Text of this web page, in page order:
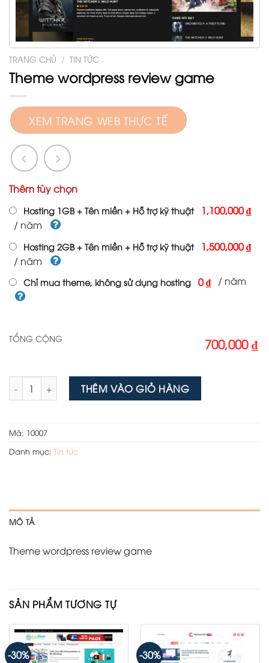
TRANG CHỦ / TIN TỨC
Theme wordpress review game
XEM TRANG WEB THỰC TẾ
Thêm tùy chọn
Hosting 1GB + Tên miền + Hỗ trợ kỹ thuật
1,100,000 ₫
/ năm
Hosting 2GB + Tên miền + Hỗ trợ kỹ thuật
1,500,000 ₫
/ năm
Chỉ mua theme, không sử dụng hosting 0 ₫ / năm
TỔNG CỘNG 700,000 ₫
Theme wordpress review game số lượng
THÊM VÀO GIỎ HÀNG
Mã: 10007
Danh mục: Tin tức
MÔ TẢ
Theme wordpress review game
SẢN PHẨM TƯƠNG TỰ
-30% -30%